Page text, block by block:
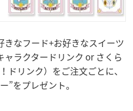
なフード+お好きなスイーツ
ラクタードリンク or さくら
リンク）をご注文ごとに、
”をプレゼント。